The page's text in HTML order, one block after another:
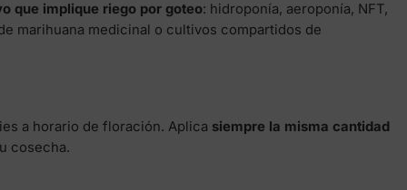
que implique riego por goteo: hidroponía, aeroponía, NFT,
marihuana medicinal o cultivos compartidos de
a horario de floración. Aplica siempre la misma cantidad
cosecha.